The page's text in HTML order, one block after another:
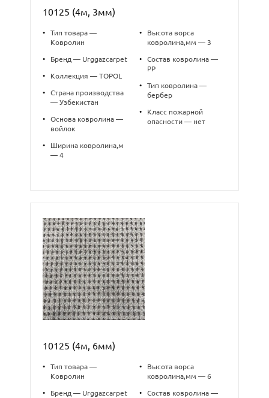
10125 (4м, 3мм)
•
Тип товара —
Ковролин
• Бренд — Urggazcarpet
• Коллекция — TOPOL
•
Страна производства
— Узбекистан
•
Основа ковролина —
войлок
•
Ширина ковролина,м
— 4
•
Высота ворса
ковролина,мм — 3
•
Состав ковролина —
PP
•
Тип ковролина —
бербер
•
Класс пожарной
опасности — нет
10125 (4м, 6мм)
•
Тип товара —
Ковролин
• Бренд — Urggazcarpet
•
Высота ворса
ковролина,мм — 6
•
Состав ковролина —